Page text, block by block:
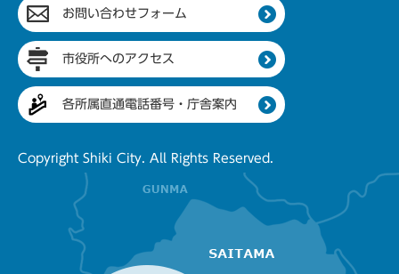
お問い合わせフォーム
市役所へのアクセス
各所属直通電話番号・庁舎案内
Copyright Shiki City. All Rights Reserved.